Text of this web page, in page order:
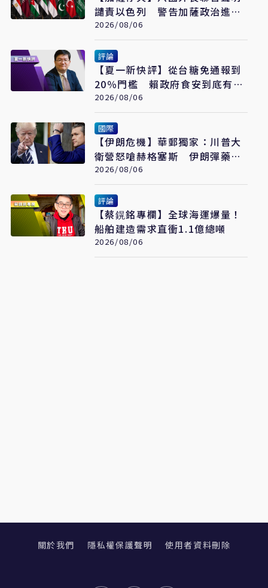
譴責以色列 警告加薩政治進程
恐全面脫軌
2026/08/06
評論
【夏一新快評】從台糖免通報到
20％門檻 賴政府食安到底有幾
套標準？
2026/08/06
國際
【伊朗危機】華郵獨家：川普大
衛營怒嗆赫格塞斯 伊朗彈藥嚴
重短缺恐限縮軍事選項
2026/08/06
評論
【蔡鎤銘專欄】全球海運爆量！
船舶建造需求直衝1.1億總噸
2026/08/06
關於我們 隱私權保護聲明 使用者資料刪除